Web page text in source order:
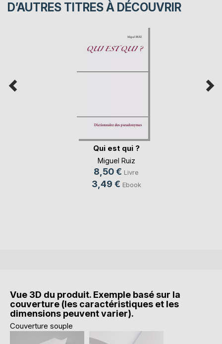
D’AUTRES TITRES À DÉCOUVRIR
Qui est qui ?
Miguel Ruiz
8,50 € Livre
3,49 € Ebook
Vue 3D du produit. Exemple basé sur la
couverture (les caractéristiques et les
dimensions peuvent varier).
Couverture souple